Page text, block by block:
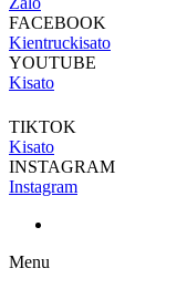
FACEBOOK
Kientruckisato
YOUTUBE
Kisato
TIKTOK
Kisato
INSTAGRAM
Instagram
Menu